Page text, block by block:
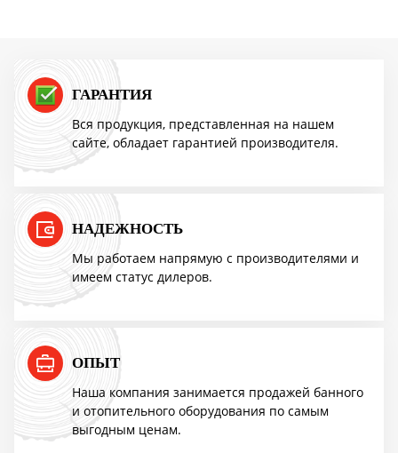
ПОВЫШЕНИЕ ЦЕН
Успей купить "Легенду! по старой цене!
10%
Акция TMF!
ПОВЫШЕНИЕ ЦЕН
Успей купить "Легенду! по старой цене!
ГАРАНТИЯ
Вся продукция, представленная на нашем
сайте, обладает гарантией производителя.
НАДЕЖНОСТЬ
Мы работаем напрямую с производителями и
имеем статус дилеров.
ОПЫТ
Наша компания занимается продажей банного
и отопительного оборудования по самым
выгодным ценам.